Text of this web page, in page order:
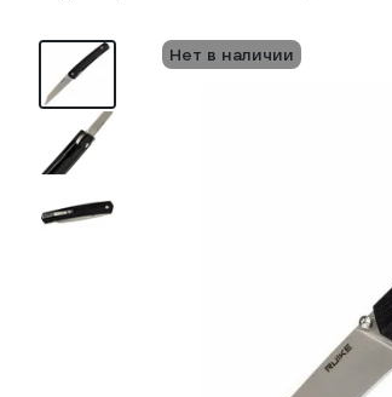
Нет в наличии